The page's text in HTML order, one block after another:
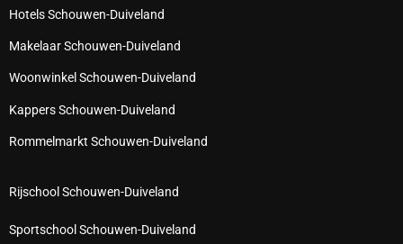
Hotels Schouwen-Duiveland
Makelaar Schouwen-Duiveland
Woonwinkel Schouwen-Duiveland
Kappers Schouwen-Duiveland
Rommelmarkt Schouwen-Duiveland
Rijschool Schouwen-Duiveland
Sportschool Schouwen-Duiveland